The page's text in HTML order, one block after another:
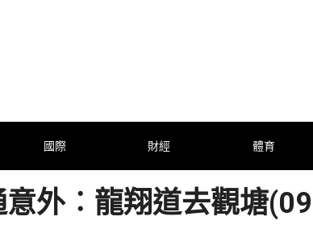
國際 財經 體育
意外︰龍翔道去觀塘